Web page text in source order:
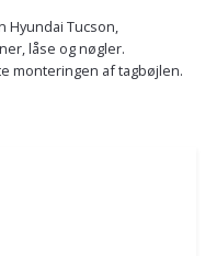
Hyundai Tucson,
låse og nøgler.
monteringen af tagbøjlen.